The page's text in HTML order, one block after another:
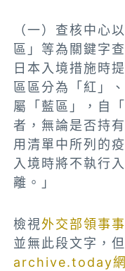
（一）查核中心
區」等為關鍵字
日本入境措施時
區區分為「紅」
屬「藍區」，自
者，無論是否持
用清單中所列的
入境時將不執行
離。」
檢視外交部領事
並無此段文字，
archive.today